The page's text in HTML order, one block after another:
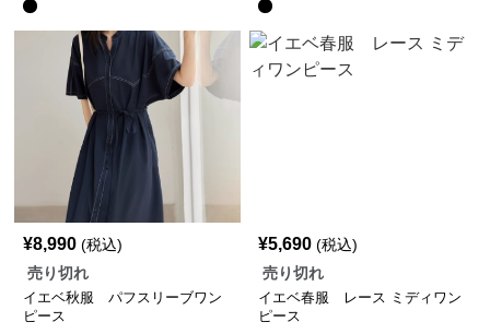
¥8,990 (税込)
売り切れ
イエベ秋服 パフスリーブワン
ピース
¥5,690 (税込)
売り切れ
イエベ春服 レース ミディワン
ピース